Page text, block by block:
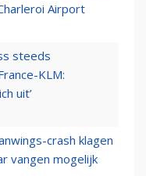
Airport
steeds
KLM:
uit’
crash klagen
vangen mogelijk